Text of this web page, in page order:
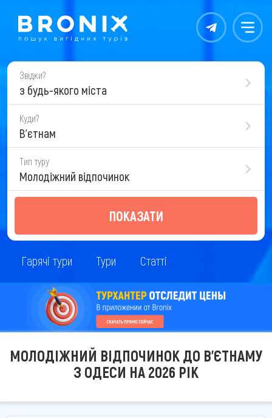
Контакты Меню
Звідки?
з будь-якого міста
Куди?
В'єтнам
Тип туру
Молодіжний відпочинок
ПОКАЗАТИ
Гарячі тури Тури Статті
МОЛОДІЖНИЙ ВІДПОЧИНОК ДО В'ЄТНАМУ
З ОДЕСИ НА 2026 РІК